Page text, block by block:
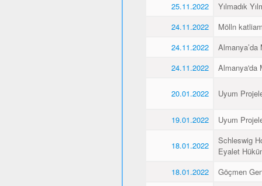
25.11.2022
Yılmadık
24.11.2022
Mölln
24.11.2022
Almanya’da
24.11.2022
Almanya'da
20.01.2022 Uyum
19.01.2022 Uyum
18.01.2022
Schleswig
Eyalet
18.01.2022
Göçmen